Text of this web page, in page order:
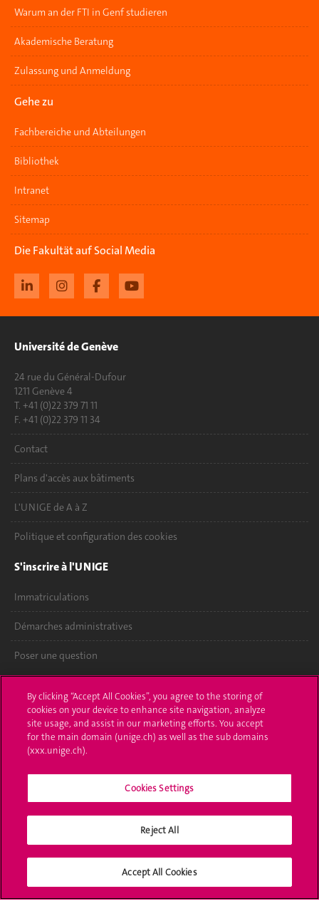
Warum an der FTI in Genf studieren
Akademische Beratung
Zulassung und Anmeldung
Gehe zu
Fachbereiche und Abteilungen
Bibliothek
Intranet
Sitemap
Die Fakultät auf Social Media
Université de Genève
24 rue du Général-Dufour
1211 Genève 4
T. +41 (0)22 379 71 11
F. +41 (0)22 379 11 34
Contact
Plans d'accès aux bâtiments
L'UNIGE de A à Z
Politique et configuration des cookies
S'inscrire à l'UNIGE
Immatriculations
Démarches administratives
Poser une question
UNIGE Mobile
Médias
Offres d'emploi
Bibliothèque
Médias sociaux UNIGE
By clicking “Accept All Cookies”, you agree to the storing of
cookies on your device to enhance site navigation, analyze
site usage, and assist in our marketing efforts. You accept
for the main domain (unige.ch) as well as the sub domains
(xxx.unige.ch).
Cookies Settings
Reject All
Accept All Cookies